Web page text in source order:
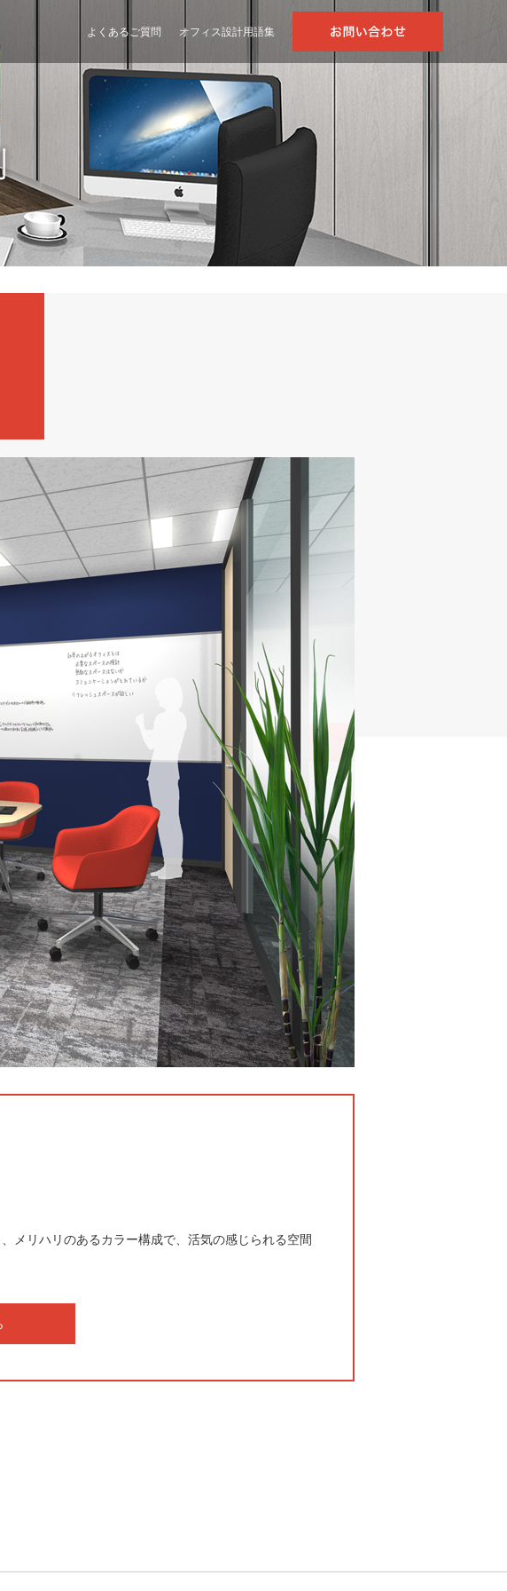
よくあるご質問 オフィス設計用語集
メリハリのあるカラー構成で、活気の感じられる空間